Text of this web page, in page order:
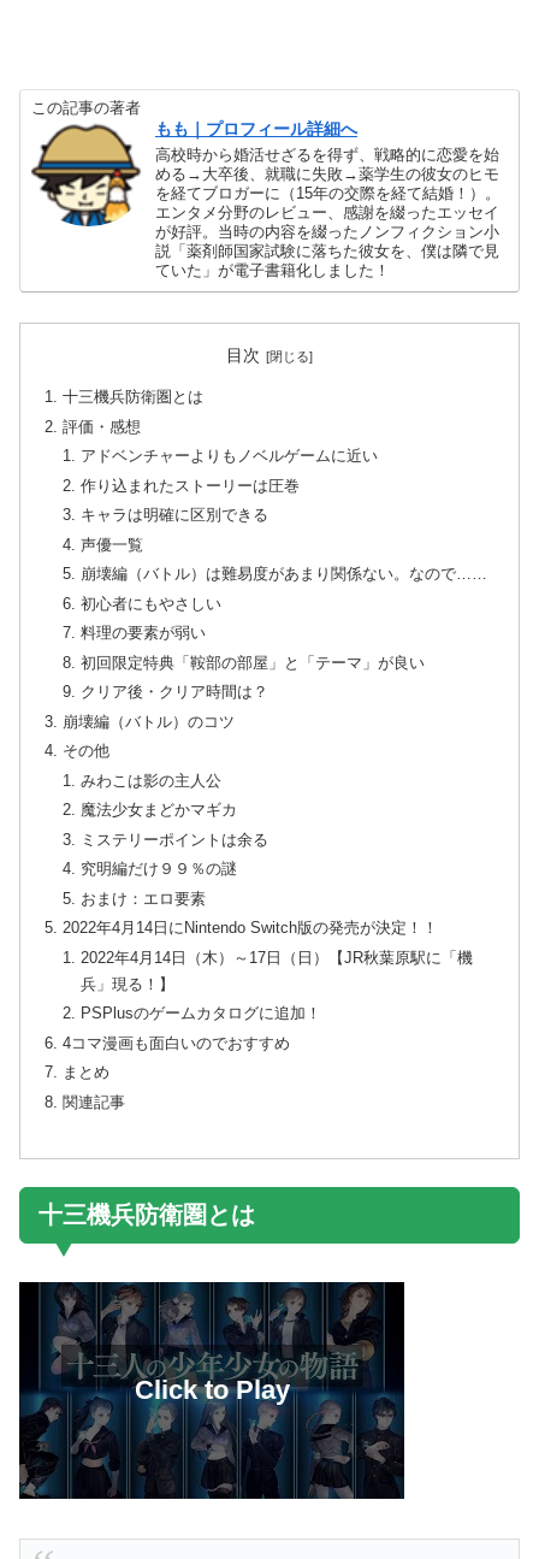
この記事の著者
もも｜プロフィール詳細へ
高校時から婚活せざるを得ず、戦略的に恋愛を始
める→大卒後、就職に失敗→薬学生の彼女のヒモ
を経てブロガーに（15年の交際を経て結婚！）。
エンタメ分野のレビュー、感謝を綴ったエッセイ
が好評。当時の内容を綴ったノンフィクション小
説「薬剤師国家試験に落ちた彼女を、僕は隣で見
ていた」が電子書籍化しました！
目次
十三機兵防衛圏とは
評価・感想
アドベンチャーよりもノベルゲームに近い
作り込まれたストーリーは圧巻
キャラは明確に区別できる
声優一覧
崩壊編（バトル）は難易度があまり関係ない。なので……
初心者にもやさしい
料理の要素が弱い
初回限定特典「鞍部の部屋」と「テーマ」が良い
クリア後・クリア時間は？
崩壊編（バトル）のコツ
その他
みわこは影の主人公
魔法少女まどかマギカ
ミステリーポイントは余る
究明編だけ９９％の謎
おまけ：エロ要素
2022年4月14日にNintendo Switch版の発売が決定！！
2022年4月14日（木）～17日（日）【JR秋葉原駅に「機
兵」現る！】
PSPlusのゲームカタログに追加！
4コマ漫画も面白いのでおすすめ
まとめ
関連記事
十三機兵防衛圏とは